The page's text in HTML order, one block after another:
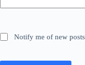
Notify me of new